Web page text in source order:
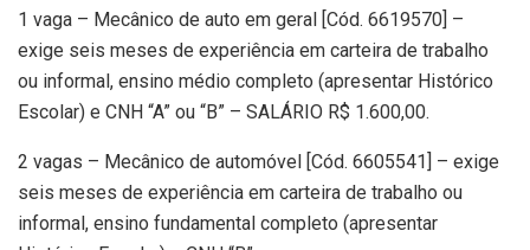
1 vaga – Mecânico de auto em geral [Cód. 6619570] –
exige seis meses de experiência em carteira de trabalho
ou informal, ensino médio completo (apresentar Histórico
Escolar) e CNH “A” ou “B” – SALÁRIO R$ 1.600,00.
2 vagas – Mecânico de automóvel [Cód. 6605541] – exige
seis meses de experiência em carteira de trabalho ou
informal, ensino fundamental completo (apresentar